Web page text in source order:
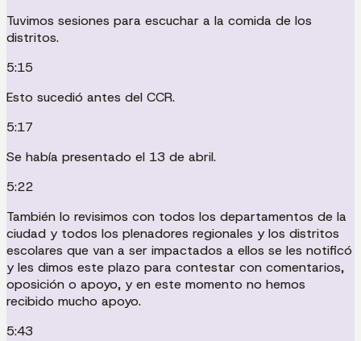
Tuvimos sesiones para escuchar a la comida de los
distritos.
5:15
Esto sucedió antes del CCR.
5:17
Se había presentado el 13 de abril.
5:22
También lo revisimos con todos los departamentos de la
ciudad y todos los plenadores regionales y los distritos
escolares que van a ser impactados a ellos se les notificó
y les dimos este plazo para contestar con comentarios,
oposición o apoyo, y en este momento no hemos
recibido mucho apoyo.
5:43